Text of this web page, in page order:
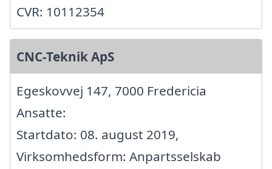
CVR: 10112354
CNC-Teknik ApS
Egeskovvej 147, 7000 Fredericia
Ansatte:
Startdato: 08. august 2019,
Virksomhedsform: Anpartsselskab